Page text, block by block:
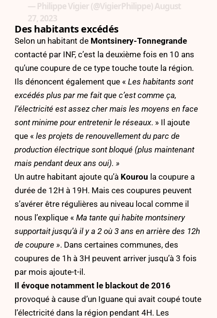
— Philippe Vigier (@VigierPhilippe)August
27, 2023
Des habitants excédés
Selon un habitant de Montsinery-Tonnegrande
contacté par INF, c’est la deuxième fois en 10 ans
qu’une coupure de ce type touche toute la région.
Ils dénoncent également que « Les habitants sont
excédés plus par me fait que c’est comme ça,
l’électricité est assez cher mais les moyens en face
sont minime pour entretenir le réseaux. » Il ajoute
que « les projets de renouvellement du parc de
production électrique sont bloqué (plus maintenant
mais pendant deux ans oui). »
Un autre habitant ajoute qu’à Kourou la coupure a
durée de 12H à 19H. Mais ces coupures peuvent
s’avérer être régulières au niveau local comme il
nous l’explique « Ma tante qui habite montsinery
supportait jusqu’à il y a 2 où 3 ans en arrière des 12h
de coupure ». Dans certaines communes, des
coupures de 1h à 3H peuvent arriver jusqu’à 3 fois
par mois ajoute-t-il.
Il évoque notamment le blackout de 2016
provoqué à cause d’un Iguane qui avait coupé toute
l’électricité dans la région pendant 4H. Les